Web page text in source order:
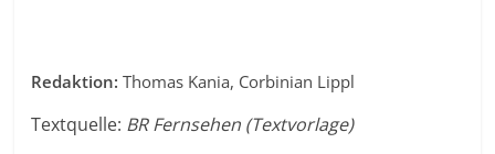
Redaktion: Thomas Kania, Corbinian Lippl
Textquelle: BR Fernsehen (Textvorlage)